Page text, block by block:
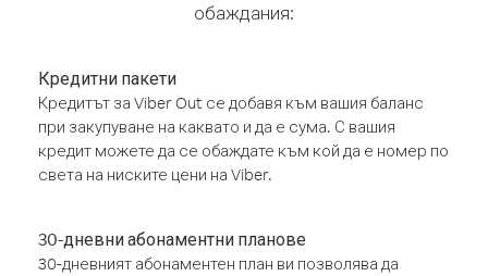
обаждания:
Кредитни пакети
Кредитът за Viber Out се добавя към вашия баланс
при закупуване на каквато и да е сума. С вашия
кредит можете да се обаждате към кой да е номер по
света на ниските цени на Viber.
30-дневни абонаментни планове
30-дневният абонаментен план ви позволява да